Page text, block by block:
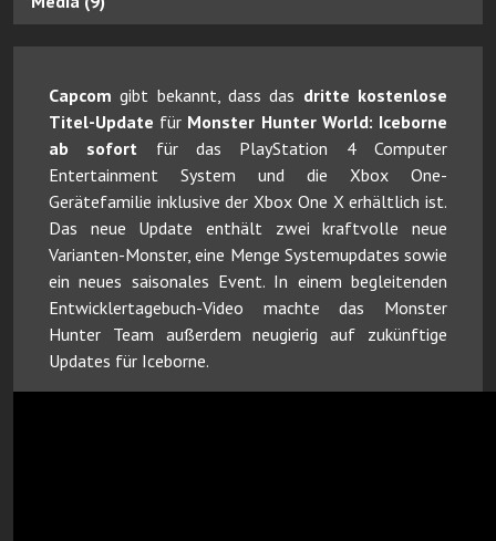
Capcom gibt bekannt, dass das dritte kostenlose
Titel-Update für Monster Hunter World: Iceborne
ab sofort für das PlayStation 4 Computer
Entertainment System und die Xbox One-
Gerätefamilie inklusive der Xbox One X erhältlich ist.
Das neue Update enthält zwei kraftvolle neue
Varianten-Monster, eine Menge Systemupdates sowie
ein neues saisonales Event. In einem begleitenden
Entwicklertagebuch-Video machte das Monster
Hunter Team außerdem neugierig auf zukünftige
Updates für Iceborne.